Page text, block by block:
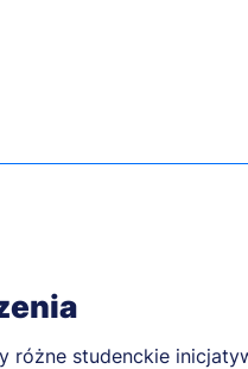
różne studenckie